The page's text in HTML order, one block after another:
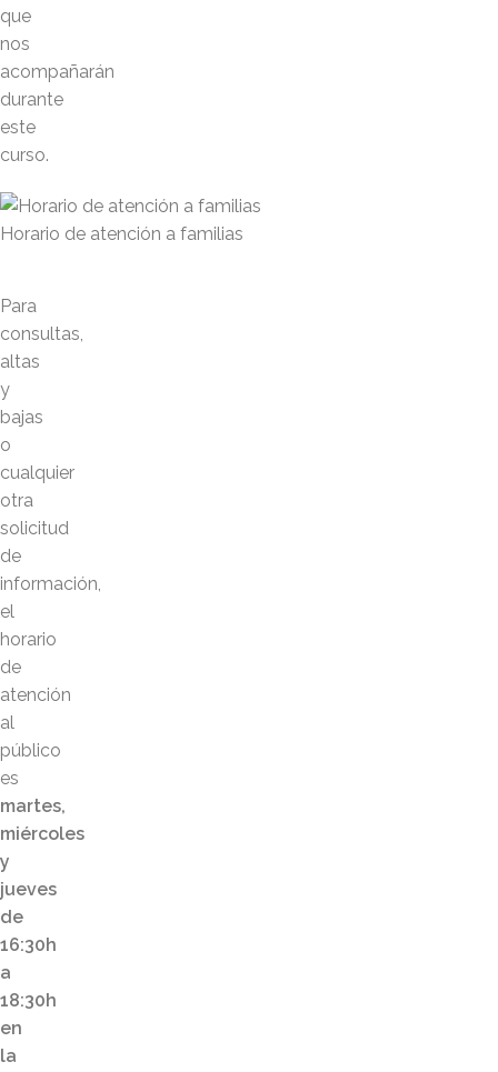
que
nos
acompañarán
durante
este
curso.
Horario de atención a familias
Para
consultas,
altas
y
bajas
o
cualquier
otra
solicitud
de
información,
el
horario
de
atención
al
público
es
martes,
miércoles
y
jueves
de
16:30h
a
18:30h
en
la